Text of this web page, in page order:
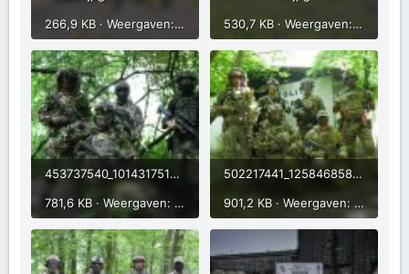
266,9 KB · Weergaven: 142
530,7 KB · Weergaven: 135
453737540_1014317517364260_6035816961227270140_n.jpg
781,6 KB · Weergaven: 152
502217441_1258468582949151_2877522529774425949_n.jpg
901,2 KB · Weergaven: 148